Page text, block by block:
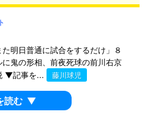
明日普通に試合をするだけ」８
鬼の形相、前夜死球の前川右京
▼記事を...
藤川球児
読む ▼